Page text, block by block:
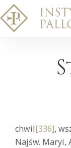
chwil[336],
Najśw. Maryi,